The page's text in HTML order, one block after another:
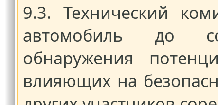
9.3. Технический
автомобиль до
обнаружения
влияющих на